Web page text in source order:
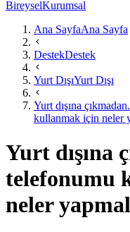
BireyselKurumsal
Ana SayfaAna Sayfa
DestekDestek
Yurt DışıYurt Dışı
Yurt dışına
kullanmak için neler
Yurt dışına
telefonumu
neler